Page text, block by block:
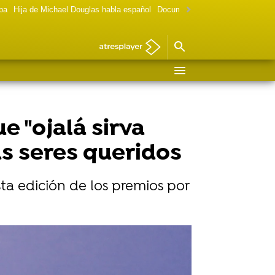
Hija de Michael Douglas habla español Documental Las chicas Gilmore
"ojalá sirva
seres queridos
edición de los premios por